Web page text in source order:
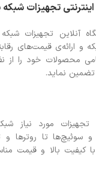
تجهیزات
آنلاین تجهیزات
و ارائه‌ی قیمت‌های
محصولات خود را از
نماید.
مورد نیاز
و سوئیچ‌ها تا روترها و
کیفیت بالا و قیمت